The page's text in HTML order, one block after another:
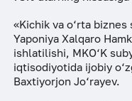
«Kichik va o‘rta
Yaponiya Xalqaro
ishlatilishi, MKO‘K
iqtisodiyotida ijobiy
Baxtiyorjon Jo‘rayev.